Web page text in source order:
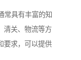
常具有丰富的知
清关、物流等方
要求，可以提供